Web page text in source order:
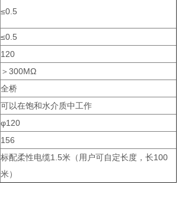
≤0.5
≤0.5
120
＞300MΩ
全桥
可以在饱和水介质中工作
φ120
156
标配柔性电缆1.5米（用户可自定长度，长100
米）